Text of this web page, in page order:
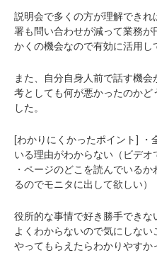
説明会で多くの方が理解でき
署も問い合わせが減って業務が
かくの機会なので有効に活用し
また、自分自身人前で話す機
考としても何が悪かったのか
した。
[わかりにくかったポイント]
いる理由がわからない（ビデオ
・ページのどこを読んでいる
るのでモニタに出して欲しい）
役所的な事情で好き勝手でき
よくわからないので気にしない
やってもらえたらわかりやすか